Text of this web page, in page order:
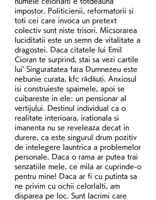
impostor. Politicienii, reformatorii si
toti cei care invoca un pretext
colectiv sunt niste trisori. Micsorarea
luciditatii este un semn de vitalitate a
dragostei. Daca citatele lui Emil
Cioran te surprind, stai sa vezi cartile
lui' Singuratatea fara Dumnezeu este
nebunie curata, kfc rădăuți. Anxiosul
isi construieste spaimele, apoi se
cuibareste in ele: un pensionar al
vertijului. Destinul individual ca o
realitate interioara, irationala si
imanenta nu se reveleaza decat in
durere, ca este singurul drum pozitiv
de intelegere launtrica a problemelor
personale. Daca o rama ar putea trai
senzatiile mele, ce mila ar cuprinde-o
pentru mine! Daca ar fi cu putinta sa
ne privim cu ochii celorlalti, am
disparea pe loc. Sunt lacrimi care